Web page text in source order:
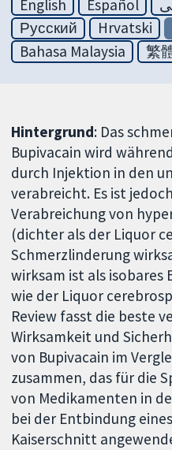
English
Español
Русский
Hrvatski
Bahasa Malaysia
繁
Hintergrund: Das
Bupivacain wird
durch Injektion in den
verabreicht. Es ist
Verabreichung von
(dichter als der Liquor
Schmerzlinderung
wirksam ist als isobares
wie der Liquor
Review fasst die beste
Wirksamkeit und
von Bupivacain im
zusammen, das für die
von Medikamenten in
bei der Entbindung
Kaiserschnitt